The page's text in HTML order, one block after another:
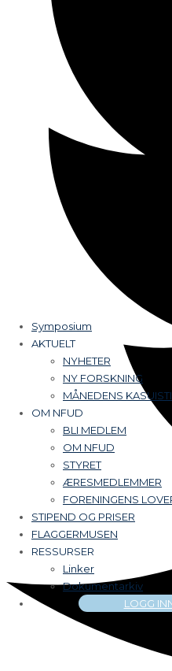
Symposium
AKTUELT
NYHETER
NY FORSKNING
MÅNEDENS
OM NFUD
BLI MEDLEM
OM NFUD
STYRET
ÆRESMEDLEMMER
FORENINGENS
STIPEND OG PRISER
FLAGGERMUSEN
RESSURSER
Linker
Dokumentarkiv
LOGG